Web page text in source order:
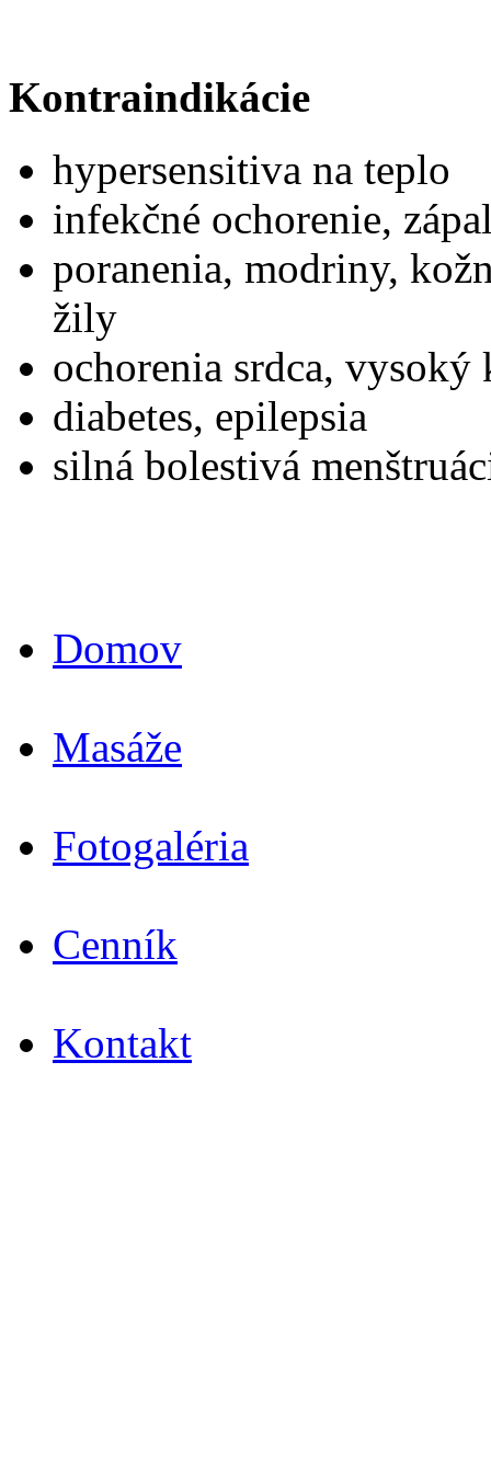
Kontraindikácie
hypersensitiva na teplo
infekčné ochorenie,
poranenia, modriny,
žily
ochorenia srdca,
diabetes, epilepsia
silná bolestivá
Domov
Masáže
Fotogaléria
Cenník
Kontakt